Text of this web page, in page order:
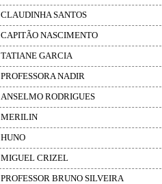
CLAUDINHA SANTOS
CAPITÃO NASCIMENTO
TATIANE GARCIA
PROFESSORA NADIR
ANSELMO RODRIGUES
MERILIN
HUNO
MIGUEL CRIZEL
PROFESSOR BRUNO SILVEIRA